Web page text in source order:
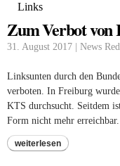
Links
Zum Verbot von
31. August 2017 | News
Linksunten durch den
verboten. In Freiburg
KTS durchsucht. Seitdem
Form nicht mehr erreichbar.
weiterlesen